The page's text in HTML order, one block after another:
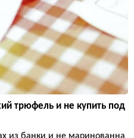
трюфель и не купить под